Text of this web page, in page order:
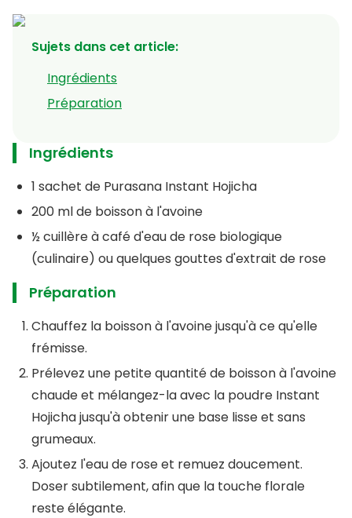
Sujets dans cet article:
Ingrédients
Préparation
Ingrédients
1 sachet de Purasana Instant Hojicha
200 ml de boisson à l'avoine
½ cuillère à café d'eau de rose biologique
(culinaire) ou quelques gouttes d'extrait de rose
Préparation
Chauffez la boisson à l'avoine jusqu'à ce qu'elle
frémisse.
Prélevez une petite quantité de boisson à l'avoine
chaude et mélangez-la avec la poudre Instant
Hojicha jusqu'à obtenir une base lisse et sans
grumeaux.
Ajoutez l'eau de rose et remuez doucement.
Doser subtilement, afin que la touche florale
reste élégante.